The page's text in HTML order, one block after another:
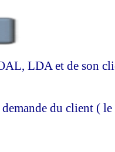
LDA et de son
du client ( le